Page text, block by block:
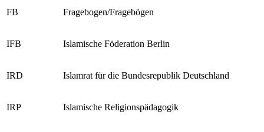
FB Fragebogen/Fragebögen
IFB Islamische Föderation Berlin
IRD Islamrat für die Bundesrepublik Deutschland
IRP Islamische Religionspädagogik